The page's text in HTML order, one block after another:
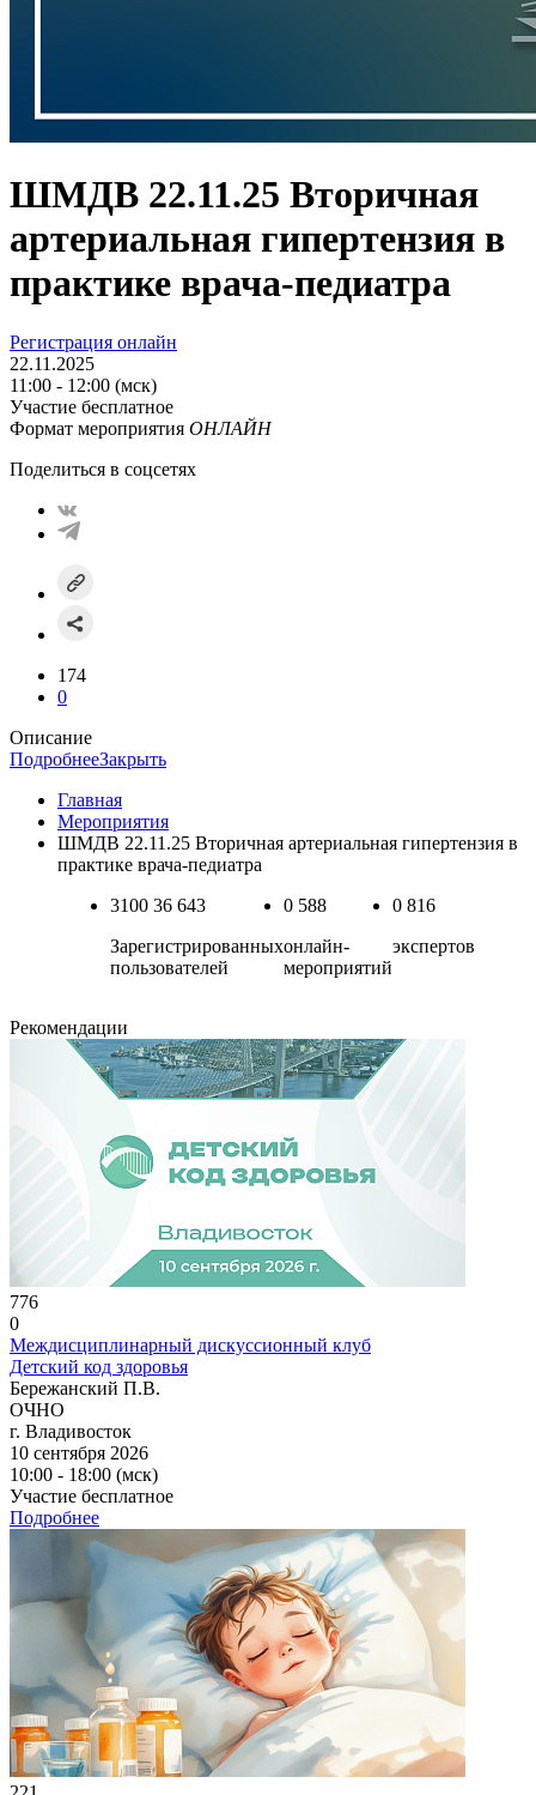
ШМДВ 22.11.25 Вторичная
артериальная гипертензия в
практике врача-педиатра
Регистрация онлайн
22.11.2025
11:00 - 12:00 (мск)
Участие бесплатное
Формат мероприятия ОНЛАЙН
Поделиться в соцсетях
174
0
Описание
ПодробнееЗакрыть
Главная
Мероприятия
ШМДВ 22.11.25 Вторичная артериальная гипертензия в
практике врача-педиатра
3100 36 643
Зарегистрированных
пользователей
0 588
онлайн-
мероприятий
0 816
экспертов
Рекомендации
776
0
Междисциплинарный дискуссионный клуб
Детский код здоровья
Бережанский П.В.
ОЧНО
г. Владивосток
10 сентября 2026
10:00 - 18:00 (мск)
Участие бесплатное
Подробнее